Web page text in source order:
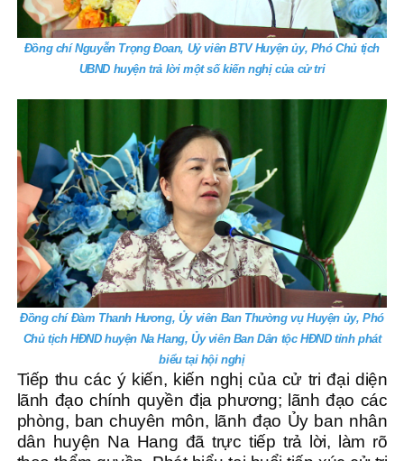
Đồng chí Nguyễn Trọng Đoan, Uỷ viên BTV Huyện ủy, Phó Chủ tịch
UBND huyện trả lời một số kiến nghị của cử tri
Đồng chí Đàm Thanh Hương, Ủy viên Ban Thường vụ Huyện ủy, Phó
Chủ tịch HĐND huyện Na Hang, Ủy viên Ban Dân tộc HĐND tỉnh phát
biểu tại hội nghị
Tiếp thu các ý kiến, kiến nghị của cử tri đại diện
lãnh đạo chính quyền địa phương; lãnh đạo các
phòng, ban chuyên môn, lãnh đạo Ủy ban nhân
dân huyện Na Hang đã trực tiếp trả lời, làm rõ